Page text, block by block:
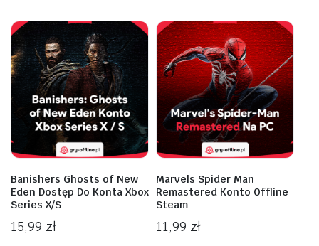
Banishers Ghosts of New
Eden Dostęp Do Konta Xbox
Series X/S
15,99 zł
Marvels Spider Man
Remastered Konto Offline
Steam
11,99 zł